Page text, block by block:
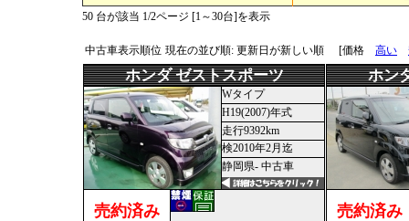
50 台が該当 1/2ページ [1～30台]を表示
中古車表示順位 現在の並び順: 更新日が新しい順 [価格 高い
ホンダ ゼストスポーツ
Wタイプ
H19(2007)年式
走行9392km
検2010年2月迄
静岡県- 中古車
売約済み
ホン
売約済み